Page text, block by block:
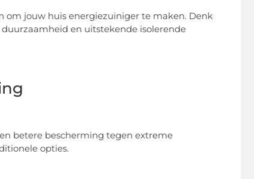
om jouw huis energiezuiniger te maken. Denk
en uitstekende isolerende
betere bescherming tegen extreme
opties.